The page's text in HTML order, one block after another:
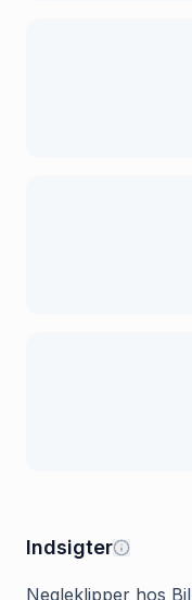
Indsigter
Negleklipper hos